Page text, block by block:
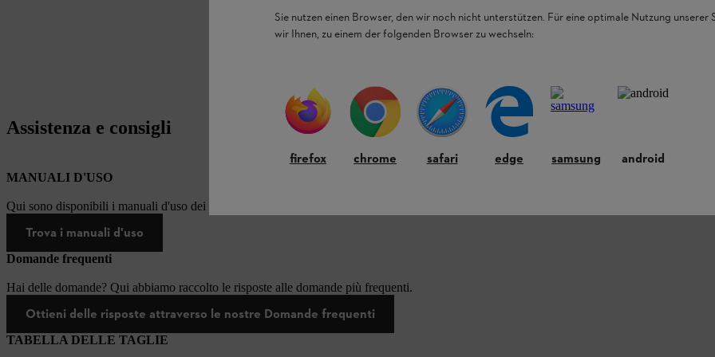
Assistenza e consigli
MANUALI D'USO
Qui sono disponibili i manuali d'uso dei prodotti STIHL.
Trova i manuali d'uso
Domande frequenti
Hai delle domande? Qui abbiamo raccolto le risposte alle domande più frequenti.
Ottieni delle risposte attraverso le nostre Domande frequenti
TABELLA DELLE TAGLIE
Sie nutzen einen Browser, den wir noch nicht unterstützen. Für eine optimale Nutzung unserer
wir Ihnen, zu einem der folgenden Browser zu wechseln:
firefox chrome safari edge samsung android